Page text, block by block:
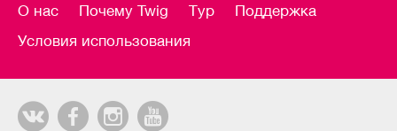
О нас Почему Twig Тур
Поддержка
Условия использования